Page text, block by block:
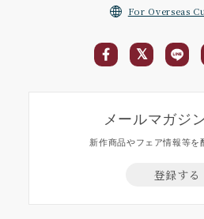
For Overseas
メールマガジ
新作商品やフェア情報等を
登録する